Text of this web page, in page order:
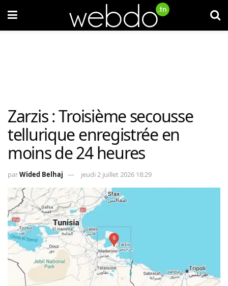
Zarzis : Troisième secousse
tellurique enregistrée en
moins de 24 heures
parWided Belhaj jeudi 2 juillet 2026 18:29